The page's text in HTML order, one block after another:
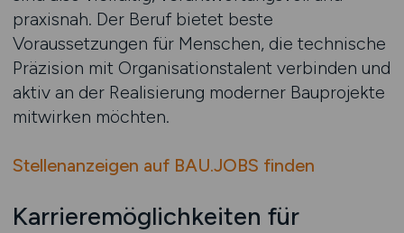
praxisnah. Der Beruf bietet beste
Voraussetzungen für Menschen, die technische
Präzision mit Organisationstalent verbinden und
aktiv an der Realisierung moderner Bauprojekte
mitwirken möchten.
Stellenanzeigen auf BAU.JOBS finden
Karrieremöglichkeiten für